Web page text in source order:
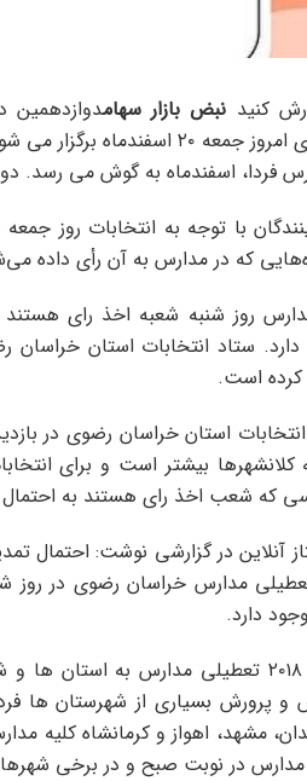
کنید نبض بازار سهامدوازدهمین
خبرگان رهبری امروز جمعه ۲۰
فردا، اسفندماه به گوش می رسد.
با توجه به انتخابات روز
روز شنبه شعبه اخذ رای
ستاد انتخابات استان
کرده است.
استان خراسان رضوی در
بیشتر است و برای
که شعب اخذ رای هستند به احتمال
آنلاین در گزارشی نوشت: احتمال
مدارس خراسان رضوی در روز
دارد.
در انتخابات ۲۰۱۸ تعطیلی مدارس
و پرورش بسیاری از شهرستان ها
مشهد، اهواز و کرمانشاه کلیه
در نوبت صبح و در برخی